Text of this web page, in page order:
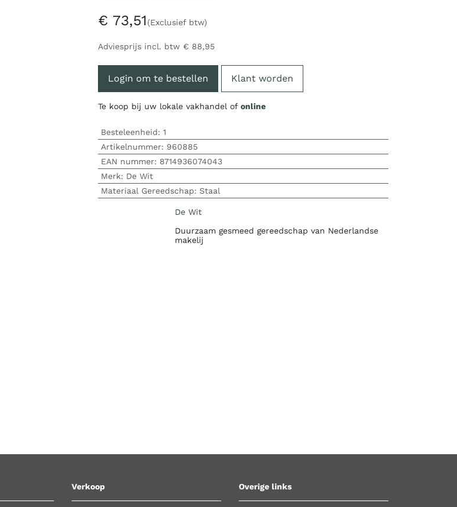
€ 73,51 (Exclusief btw)
Adviesprijs incl. btw € 88,95
Login om te bestellen Klant worden
Te koop bij uw lokale vakhandel of online
Besteleenheid: 1
Artikelnummer: 960885
EAN nummer: 8714936074043
Merk: De Wit
Materiaal Gereedschap: Staal
De Wit
Duurzaam gesmeed gereedschap van Nederlandse
makelij
Verkoop Overige links